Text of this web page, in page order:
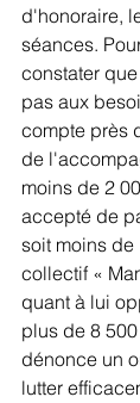
d'honoraire,
séances.
constater
pas aux
compte près
de
moins de 2
accepté de
soit moins de
collectif «
quant à lui
plus de 8
dénonce un
lutter